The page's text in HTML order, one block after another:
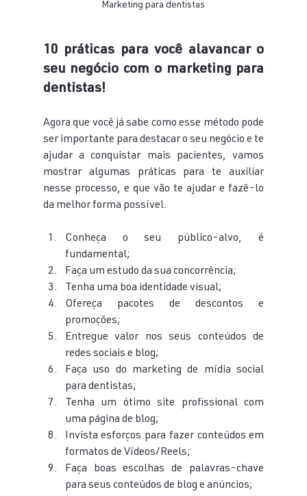
Marketing para dentistas
10 práticas para você alavancar o
seu negócio com o marketing para
dentistas!
Agora que você já sabe como esse método pode
ser importante para destacar o seu negócio e te
ajudar a conquistar mais pacientes, vamos
mostrar algumas práticas para te auxiliar
nesse processo, e que vão te ajudar e fazê-lo
da melhor forma possível.
Conheça o seu público-alvo, é
fundamental;
Faça um estudo da sua concorrência;
Tenha uma boa identidade visual;
Ofereça pacotes de descontos e
promoções;
Entregue valor nos seus conteúdos de
redes sociais e blog;
Faça uso do marketing de mídia social
para dentistas;
Tenha um ótimo site profissional com
uma página de blog;
Invista esforços para fazer conteúdos em
formatos de Vídeos/Reels;
Faça boas escolhas de palavras-chave
para seus conteúdos de blog e anúncios;